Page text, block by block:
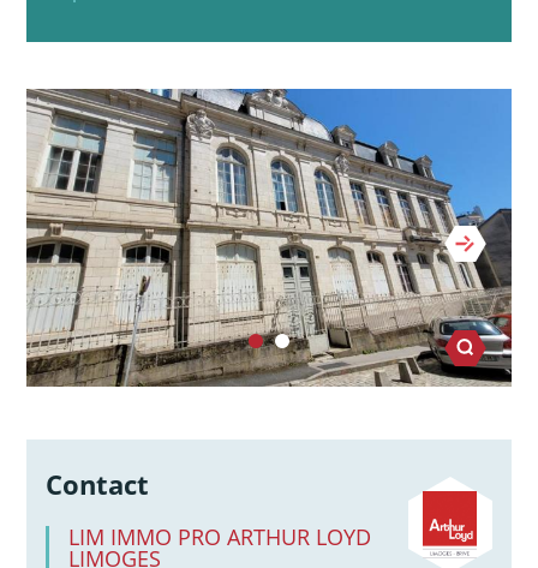
Contact
LIM IMMO PRO ARTHUR LOYD
LIMOGES